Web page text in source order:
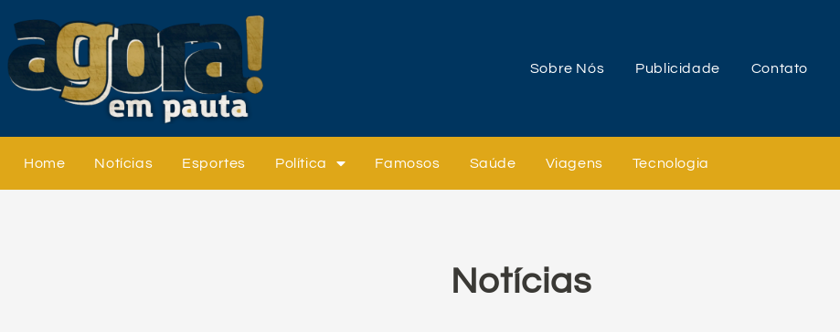
Sobre Nós Publicidade Contato
Home Notícias Esportes Política Famosos Saúde Viagens Tecnologia
Notícias